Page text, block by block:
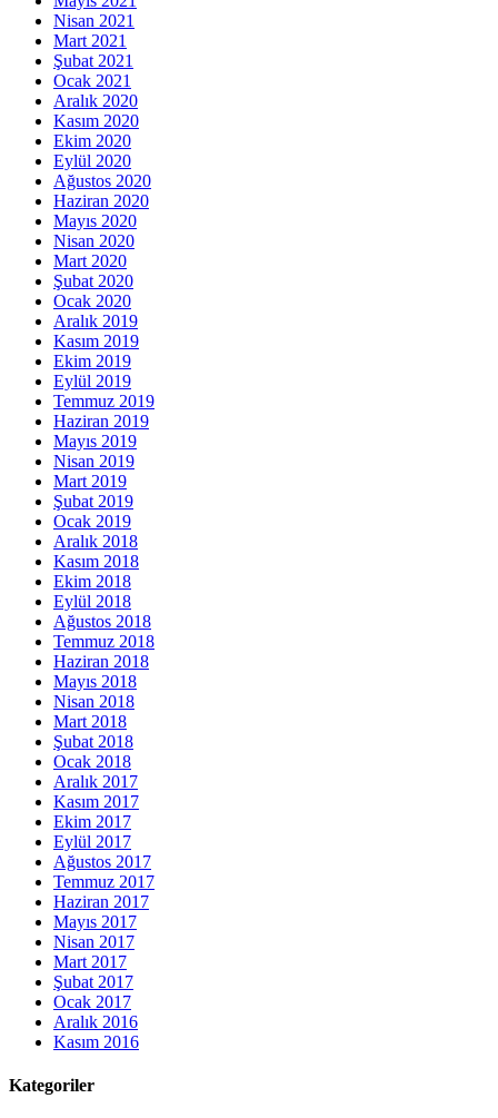
Nisan 2021
Mart 2021
Şubat 2021
Ocak 2021
Aralık 2020
Kasım 2020
Ekim 2020
Eylül 2020
Ağustos 2020
Haziran 2020
Mayıs 2020
Nisan 2020
Mart 2020
Şubat 2020
Ocak 2020
Aralık 2019
Kasım 2019
Ekim 2019
Eylül 2019
Temmuz 2019
Haziran 2019
Mayıs 2019
Nisan 2019
Mart 2019
Şubat 2019
Ocak 2019
Aralık 2018
Kasım 2018
Ekim 2018
Eylül 2018
Ağustos 2018
Temmuz 2018
Haziran 2018
Mayıs 2018
Nisan 2018
Mart 2018
Şubat 2018
Ocak 2018
Aralık 2017
Kasım 2017
Ekim 2017
Eylül 2017
Ağustos 2017
Temmuz 2017
Haziran 2017
Mayıs 2017
Nisan 2017
Mart 2017
Şubat 2017
Ocak 2017
Aralık 2016
Kasım 2016
Kategoriler